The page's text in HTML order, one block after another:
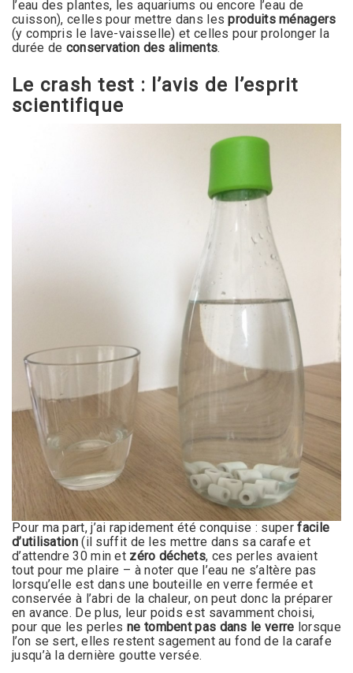
l’eau des plantes, les aquariums ou encore l’eau de
cuisson), celles pour mettre dans lesproduits ménagers
(y compris le lave-vaisselle) et celles pour prolonger la
durée de conservation des aliments.
Le crash test : l’avis de l’esprit
scientifique
Pour ma part, j’ai rapidement été conquise : superfacile
d’utilisation(il suffit de les mettre dans sa carafe et
d’attendre 30 min et zéro déchets, ces perles avaient
tout pour me plaire – à noter que l’eau ne s’altère pas
lorsqu’elle est dans une bouteille en verre fermée et
conservée à l’abri de la chaleur, on peut donc la préparer
en avance. De plus, leur poids est savamment choisi,
pour que les perlesne tombent pas dans le verre lorsque
l’on se sert, elles restent sagement au fond de la carafe
jusqu’à la dernière goutte versée.